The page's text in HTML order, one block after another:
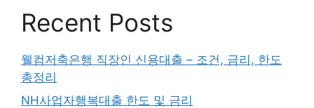
Recent Posts
웰컴저축은행 직장인 신용대출 – 조건, 금리, 한도
총정리
NH사업자행복대출 한도 및 금리